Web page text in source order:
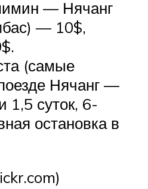
— Нячанг
— 10$,
(самые
Нячанг —
1,5 суток, 6-
остановка в